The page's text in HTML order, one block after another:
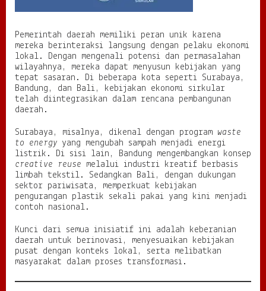
y
a
n
g
B
e
r
l
a
n
j
u
t
a
Pemerintah daerah memiliki peran unik karena
mereka berinteraksi langsung dengan pelaku ekonomi
lokal. Dengan mengenali potensi dan permasalahan
wilayahnya, mereka dapat menyusun kebijakan yang
tepat sasaran. Di beberapa kota seperti Surabaya,
Bandung, dan Bali, kebijakan ekonomi sirkular
telah diintegrasikan dalam rencana pembangunan
daerah.
Surabaya, misalnya, dikenal dengan program waste
to energy yang mengubah sampah menjadi energi
listrik. Di sisi lain, Bandung mengembangkan konsep
creative reuse melalui industri kreatif berbasis
limbah tekstil. Sedangkan Bali, dengan dukungan
sektor pariwisata, memperkuat kebijakan
pengurangan plastik sekali pakai yang kini menjadi
contoh nasional.
Kunci dari semua inisiatif ini adalah keberanian
daerah untuk berinovasi, menyesuaikan kebijakan
pusat dengan konteks lokal, serta melibatkan
masyarakat dalam proses transformasi.